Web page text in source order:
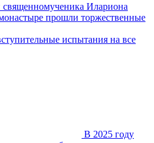
Илариона
прошли торжественные
испытания на все
В 2025 году